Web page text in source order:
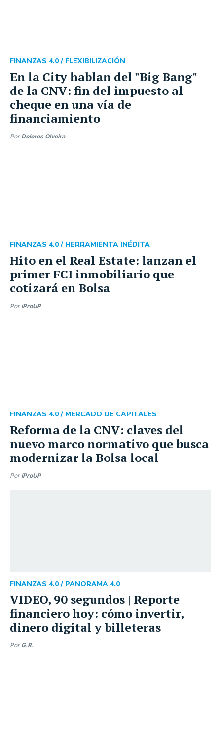
En la City hablan del "Big Bang"
de la CNV: fin del impuesto al
cheque en una vía de
financiamiento
FINANZAS 4.0 / FLEXIBILIZACIÓN
Por Dolores Olveira
Hito en el Real Estate: lanzan el
primer FCI inmobiliario que
cotizará en Bolsa
FINANZAS 4.0 / HERRAMIENTA INÉDITA
Por iProUP
Reforma de la CNV: claves del
nuevo marco normativo que busca
modernizar la Bolsa local
FINANZAS 4.0 / MERCADO DE CAPITALES
Por iProUP
VIDEO, 90 segundos | Reporte
financiero hoy: cómo invertir,
dinero digital y billeteras
FINANZAS 4.0 / PANORAMA 4.0
Por G.R.